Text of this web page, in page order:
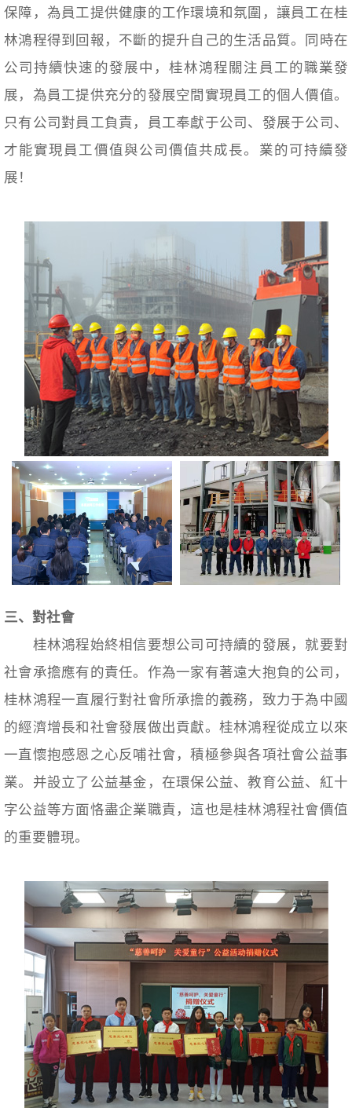
保障，為員工提供健康的工作環境和氛圍，讓員工在桂
林鴻程得到回報，不斷的提升自己的生活品質。同時在
公司持續快速的發展中，桂林鴻程關注員工的職業發
展，為員工提供充分的發展空間實現員工的個人價值。
只有公司對員工負責，員工奉獻于公司、發展于公司、
才能實現員工價值與公司價值共成長。業的可持續發
展！
三、對社會
桂林鴻程始終相信要想公司可持續的發展，就要對
社會承擔應有的責任。作為一家有著遠大抱負的公司，
桂林鴻程一直履行對社會所承擔的義務，致力于為中國
的經濟增長和社會發展做出貢獻。桂林鴻程從成立以來
一直懷抱感恩之心反哺社會，積極參與各項社會公益事
業。并設立了公益基金，在環保公益、教育公益、紅十
字公益等方面恪盡企業職責，這也是桂林鴻程社會價值
的重要體現。